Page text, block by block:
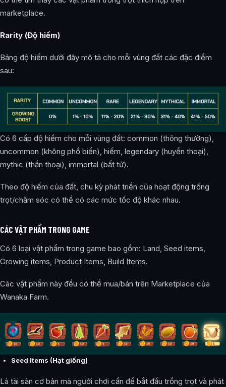
marketplace.
Rarity (Độ hiếm)
Bảng độ hiếm dưới đây mô tả cho mỗi vùng đất các đặc điểm
sau:
Có 6 cấp độ hiếm cho mỗi vùng đất: common (thông thường),
uncommon (không phổ biến), hiếm, legendary (huyền thoại),
mythic (thần thoại), immortal (bất tử).
Theo độ hiếm của đất, chu kỳ phát triển của hoạt động trồng
trọt/chăm sóc có thể có các mức tốc độ khác nhau.
CÁC VẬT PHẨM TRONG GAME
Có 6 loại vật phẩm trong game bao gồm: Land, Seed items,
Growing items, Product Items, Build Items.
Các vật phẩm này đều có thể mua/bán trên Marketplace của
Wanaka Farm.
Seed Items (Hạt giống)
Là tài sản cơ bản mà người chơi cần để bắt đầu trồng trọt và phát